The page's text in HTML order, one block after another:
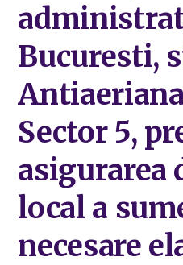
Bucuresti,
Sector 5,
asigurarea
local a
necesare